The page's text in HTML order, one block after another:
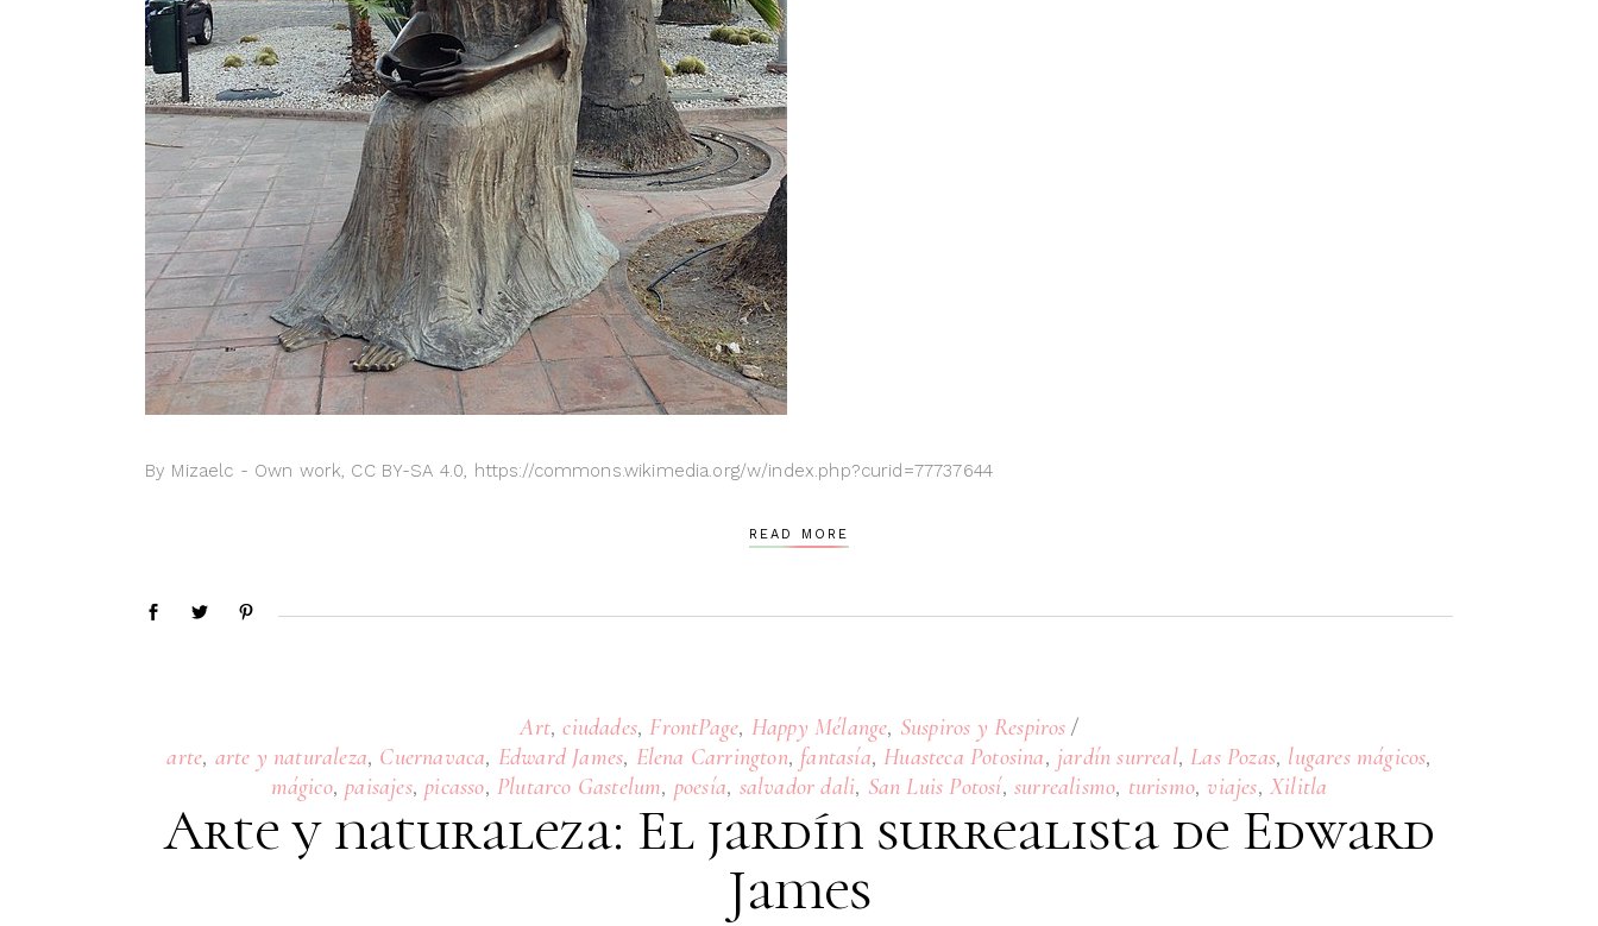
By Mizaelc - Own work, CC BY-SA 4.0, https://commons.wikimedia.org/w/index.php?curid=77737644
READ MORE
Art,ciudades, FrontPage, Happy Mélange, Suspiros y Respiros
arte, arte y naturaleza, Cuernavaca, Edward James, Elena Carrington, fantasía, Huasteca Potosina, jardín surreal, Las Pozas, lugares mágicos,
mágico,paisajes,picasso, Plutarco Gastelum, poesía, salvador dali, San Luis Potosí, surrealismo, turismo,viajes, Xilitla
Arte y naturaleza: El jardín surrealista de Edward
James